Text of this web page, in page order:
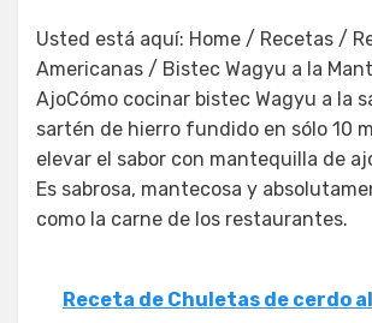
Usted está aquí: Home / Recetas /
Americanas / Bistec Wagyu a la
AjoCómo cocinar bistec Wagyu a la
sartén de hierro fundido en sólo 10
elevar el sabor con mantequilla de
Es sabrosa, mantecosa y
como la carne de los restaurantes.
Receta de Chuletas de cerdo